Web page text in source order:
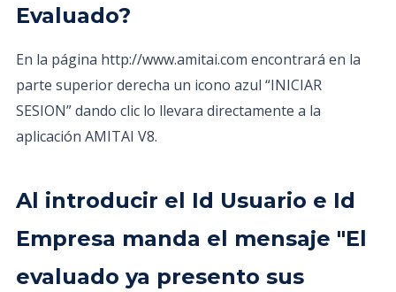
Evaluado?
En la página http://www.amitai.com encontrará en la
parte superior derecha un icono azul “INICIAR
SESION” dando clic lo llevara directamente a la
aplicación AMITAI V8.
Al introducir el Id Usuario e Id
Empresa manda el mensaje "El
evaluado ya presento sus